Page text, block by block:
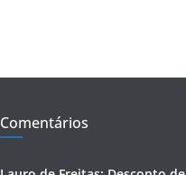
Comentários